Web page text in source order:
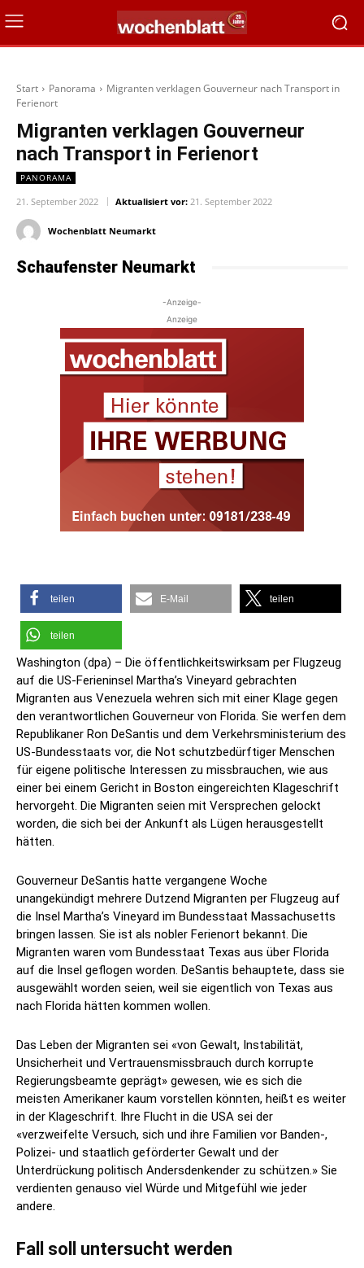
Start Panorama
Migranten verklagen Gouverneur nach Transport in
Ferienort
Migranten verklagen Gouverneur
nach Transport in Ferienort
PANORAMA
21. September 2022 Aktualisiert vor: 21. September 2022
Wochenblatt Neumarkt
Schaufenster Neumarkt
-Anzeige-
Anzeige
teilen E-Mail teilen
teilen
Washington (dpa) – Die öffentlichkeitswirksam per Flugzeug
auf die US-Ferieninsel Martha’s Vineyard gebrachten
Migranten aus Venezuela wehren sich mit einer Klage gegen
den verantwortlichen Gouverneur von Florida. Sie werfen dem
Republikaner Ron DeSantis und dem Verkehrsministerium des
US-Bundesstaats vor, die Not schutzbedürftiger Menschen
für eigene politische Interessen zu missbrauchen, wie aus
einer bei einem Gericht in Boston eingereichten Klageschrift
hervorgeht. Die Migranten seien mit Versprechen gelockt
worden, die sich bei der Ankunft als Lügen herausgestellt
hätten.
Gouverneur DeSantis hatte vergangene Woche
unangekündigt mehrere Dutzend Migranten per Flugzeug auf
die Insel Martha’s Vineyard im Bundesstaat Massachusetts
bringen lassen. Sie ist als nobler Ferienort bekannt. Die
Migranten waren vom Bundesstaat Texas aus über Florida
auf die Insel geflogen worden. DeSantis behauptete, dass sie
ausgewählt worden seien, weil sie eigentlich von Texas aus
nach Florida hätten kommen wollen.
Das Leben der Migranten sei «von Gewalt, Instabilität,
Unsicherheit und Vertrauensmissbrauch durch korrupte
Regierungsbeamte geprägt» gewesen, wie es sich die
meisten Amerikaner kaum vorstellen könnten, heißt es weiter
in der Klageschrift. Ihre Flucht in die USA sei der
«verzweifelte Versuch, sich und ihre Familien vor Banden-,
Polizei- und staatlich geförderter Gewalt und der
Unterdrückung politisch Andersdenkender zu schützen.» Sie
verdienten genauso viel Würde und Mitgefühl wie jeder
andere.
Fall soll untersucht werden